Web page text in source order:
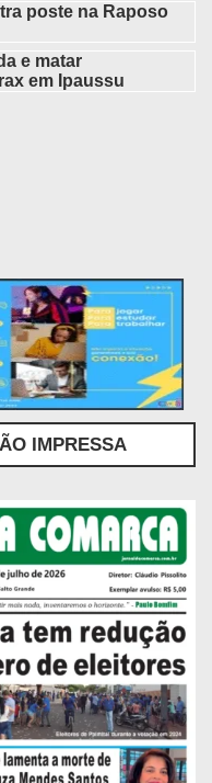
poste na Raposo
e matar
em Ipaussu
IMPRESSA